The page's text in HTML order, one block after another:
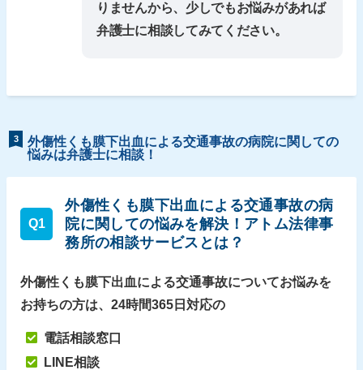
りませんから、少しでもお悩みがあれば
弁護士に相談してみてください。
3
外傷性くも膜下出血による交通事故の病院に関しての
悩みは弁護士に相談！
Q1
外傷性くも膜下出血による交通事故の病
院に関しての悩みを解決！アトム法律事
務所の相談サービスとは？
外傷性くも膜下出血による交通事故についてお悩みを
お持ちの方は、24時間365日対応の
電話相談窓口
LINE相談